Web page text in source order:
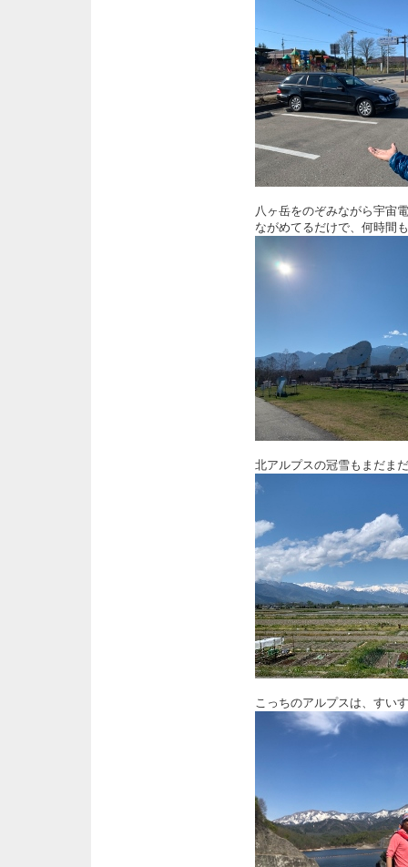
八ヶ岳をのぞみながら宇宙
ながめてるだけで、何時間
北アルプスの冠雪もまだま
こっちのアルプスは、すい